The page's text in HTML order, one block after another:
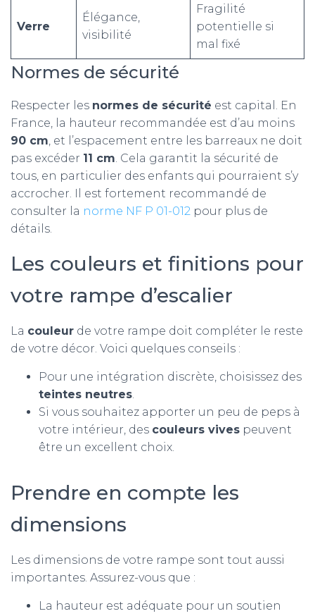
Verre
Élégance,
visibilité
Fragilité
potentielle si
mal fixé
Normes de sécurité
Respecter les normes de sécurité est capital. En
France, la hauteur recommandée est d’au moins
90 cm, et l’espacement entre les barreaux ne doit
pas excéder 11 cm. Cela garantit la sécurité de
tous, en particulier des enfants qui pourraient s’y
accrocher. Il est fortement recommandé de
consulter la norme NF P 01-012 pour plus de
détails.
Les couleurs et finitions pour
votre rampe d’escalier
La couleur de votre rampe doit compléter le reste
de votre décor. Voici quelques conseils :
Pour une intégration discrète, choisissez des
teintes neutres.
Si vous souhaitez apporter un peu de peps à
votre intérieur, des couleurs vives peuvent
être un excellent choix.
Prendre en compte les
dimensions
Les dimensions de votre rampe sont tout aussi
importantes. Assurez-vous que :
La hauteur est adéquate pour un soutien